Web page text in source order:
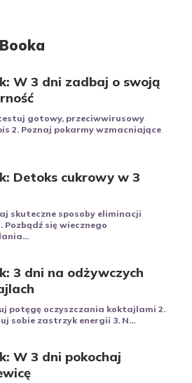
W 3 dni zadbaj o swoją
gotowy, przeciwwirusowy
2. Poznaj pokarmy wzmacniające
Detoks cukrowy w 3
skuteczne sposoby eliminacji
Pozbądź się wiecznego
3 dni na odżywczych
potęgę oczyszczania koktajlami 2.
sobie zastrzyk energii 3. N...
W 3 dni pokochaj